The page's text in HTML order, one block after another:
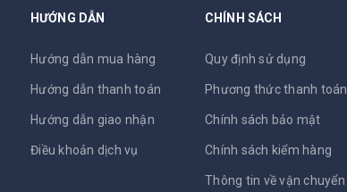
HƯỚNG DẪN
Hướng dẫn mua hàng
Hướng dẫn thanh toán
Hướng dẫn giao nhận
Điều khoản dịch vụ
CHÍNH SÁCH
Quy định sử dụng
Phương thức thanh toán
Chính sách bảo mật
Chính sách kiểm hàng
Thông tin về vận chuyển